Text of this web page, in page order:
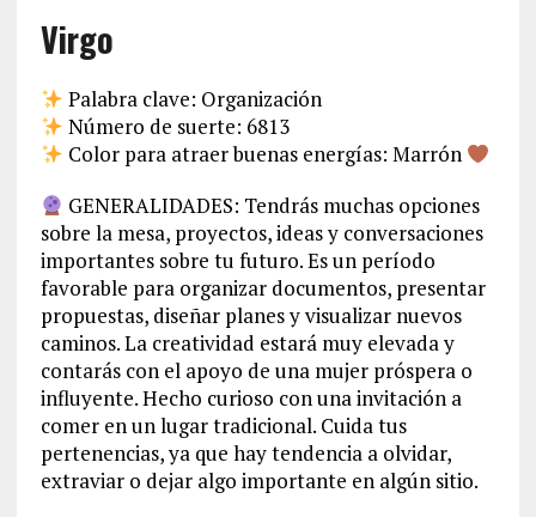
Virgo
Palabra clave: Organización
Número de suerte: 6813
Color para atraer buenas energías: Marrón
GENERALIDADES: Tendrás muchas opciones
sobre la mesa, proyectos, ideas y conversaciones
importantes sobre tu futuro. Es un período
favorable para organizar documentos, presentar
propuestas, diseñar planes y visualizar nuevos
caminos. La creatividad estará muy elevada y
contarás con el apoyo de una mujer próspera o
influyente. Hecho curioso con una invitación a
comer en un lugar tradicional. Cuida tus
pertenencias, ya que hay tendencia a olvidar,
extraviar o dejar algo importante en algún sitio.